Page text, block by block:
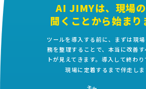
AI JIMYは、現場
聞くことから始まり
ツールを導入する前に、まずは現
務を整理することで、本当に改善
トが見えてきます。導入して終わり
現場に定着するまで伴走しま